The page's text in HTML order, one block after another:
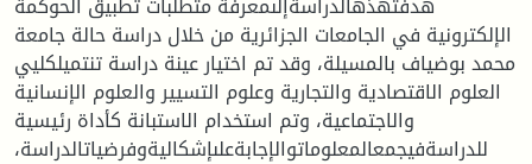
الإلكترونية في الجامعات الجزائرية من خلال دراسة حالة جامعة
محمد بوضياف بالمسيلة، وقد تم اختيار عينة دراسة تنتميلكليي
العلوم الاقتصادية والتجارية وعلوم التسيير والعلوم الإنسانية
والاجتماعية، وتم استخدام الاستبانة كأداة رئيسية
للدراسةفيجمعالمعلوماتوالإجابةعلىإشكاليةوفرضياتالدراسة،